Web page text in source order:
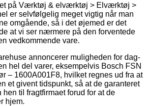
på Værktøj & elværktøj > Elværktøj >
er selvfølgelig meget vigtig når man
omgående, så i det øjemed er det
at vi ser nærmere på den forventede
vedkommende vare.
annoncerer muligheden for dag-
hel del varer, eksempelvis Bosch FSN
– 1600A001F8, hvilket regnes ud fra at
et givent tidspunkt, så at de garanteret
hen til fragtfirmaet forud for at de
hjem.